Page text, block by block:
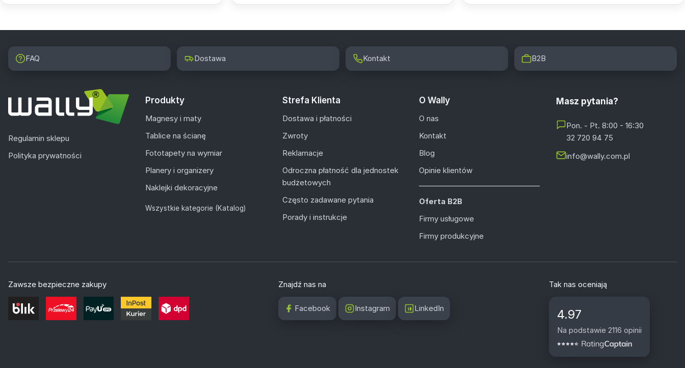
FAQ Dostawa Kontakt B2B
Regulamin sklepu
Polityka prywatności
Produkty
Magnesy i maty
Tablice na ścianę
Fototapety na wymiar
Planery i organizery
Naklejki dekoracyjne
Wszystkie kategorie (Katalog)
Strefa Klienta
Dostawa i płatności
Zwroty
Reklamacje
Odroczna płatność dla jednostek
budżetowych
Często zadawane pytania
Porady i instrukcje
O Wally
O nas
Kontakt
Blog
Opinie klientów
Oferta B2B
Firmy usługowe
Firmy produkcyjne
Masz pytania?
Pon. - Pt. 8:00 - 16:30
32 720 94 75
info@wally.com.pl
Zawsze bezpieczne zakupy Znajdź nas na
Facebook Instagram LinkedIn
Tak nas oceniają
4.97
Na podstawie 2116 opinii